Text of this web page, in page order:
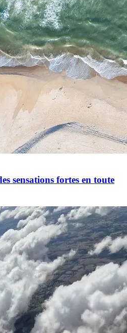
sensations fortes en toute